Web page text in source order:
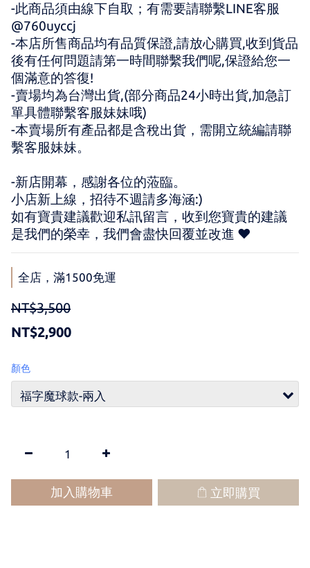
-此商品須由線下自取；有需要請聯繫LINE客服
@760uyccj
-本店所售商品均有品質保證,請放心購買,收到貨品
後有任何問題請第一時間聯繫我們呢,保證給您一
個滿意的答復!
-賣場均為台灣出貨,(部分商品24小時出貨,加急訂
單具體聯繫客服妹妹哦)
-本賣場所有產品都是含稅出貨，需開立統編請聯
繫客服妹妹。
-新店開幕，感謝各位的蒞臨。
小店新上線，招待不週請多海涵:)
如有寶貴建議歡迎私訊留言，收到您寶貴的建議
是我們的榮幸，我們會盡快回覆並改進 ♥
全店，滿1500免運
NT$3,500
NT$2,900
顏色
加入購物車 立即購買